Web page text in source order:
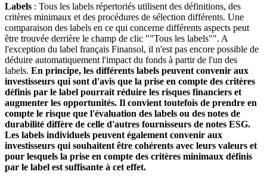
Labels : Tous les labels répertoriés utilisent des définitions, des
critères minimaux et des procédures de sélection différents. Une
comparaison des labels en ce qui concerne différents aspects peut
être trouvée derrière le champ de clic ""Tous les labels"". A
l'exception du label français Finansol, il n'est pas encore possible de
déduire automatiquement l'impact du fonds à partir de l'un des
labels. En principe, les différents labels peuvent convenir aux
investisseurs qui sont d'avis que la prise en compte des critères
définis par le label pourrait réduire les risques financiers et
augmenter les opportunités. Il convient toutefois de prendre en
compte le risque que l'évaluation des labels ou des notes de
durabilité diffère de celle d'autres fournisseurs de notes ESG.
Les labels individuels peuvent également convenir aux
investisseurs qui souhaitent être cohérents avec leurs valeurs et
pour lesquels la prise en compte des critères minimaux définis
par le label est suffisante à cet effet.